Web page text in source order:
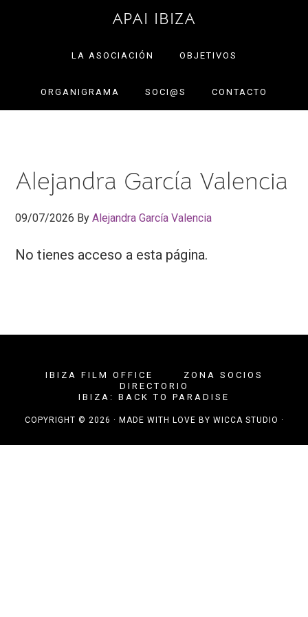
principal
APAI IBIZA
LA ASOCIACIÓN OBJETIVOS
ORGANIGRAMA SOCI@S CONTACTO
Alejandra García Valencia
09/07/2026 ByAlejandra García Valencia
No tienes acceso a esta página.
IBIZA FILM OFFICE
ZONA SOCIOS
DIRECTORIO
IBIZA: BACK TO PARADISE
COPYRIGHT © 2026 · MADE WITH LOVE BY WICCA STUDIO ·